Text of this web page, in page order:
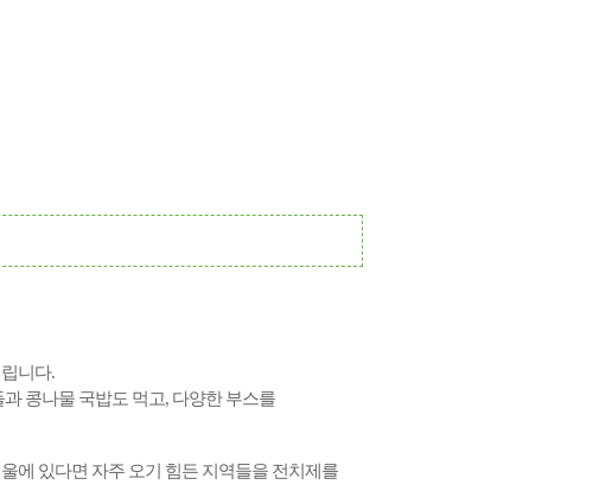
니다.
과콩나물 국밥도 먹고, 다양한 부스를
에 있다면 자주 오기 힘든 지역들을 전치제를